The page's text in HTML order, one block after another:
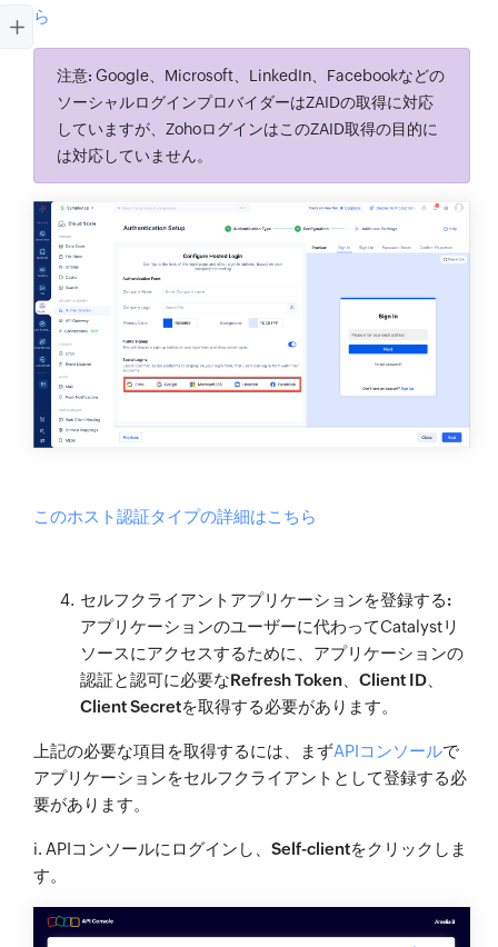
ら
注意: Google、Microsoft、LinkedIn、Facebookなどの
ソーシャルログインプロバイダーはZAIDの取得に対応
していますが、ZohoログインはこのZAID取得の目的に
は対応していません。
このホスト認証タイプの詳細はこちら
セルフクライアントアプリケーションを登録する:
アプリケーションのユーザーに代わってCatalystリ
ソースにアクセスするために、アプリケーションの
認証と認可に必要なRefresh Token Client ID
Client Secretを取得する必要があります。
上記の必要な項目を取得するには、まずAPIコンソールで
アプリケーションをセルフクライアントとして登録する必
要があります。
i. APIコンソールにログインし、 Self-clientをクリックしま
す。